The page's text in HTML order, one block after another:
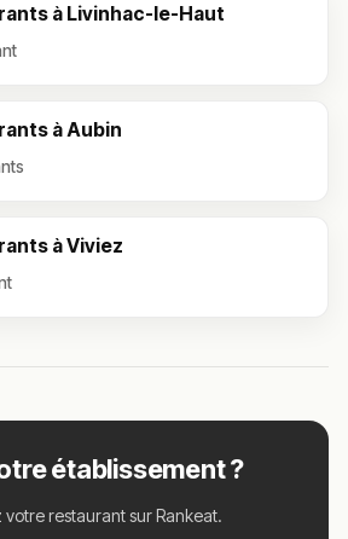
à Livinhac-le-Haut
à Aubin
à Viviez
établissement ?
votre restaurant sur Rankeat.